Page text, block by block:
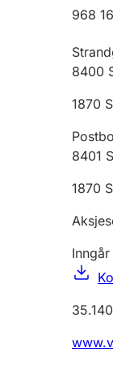
968
8400
1870
8401
1870
35.140